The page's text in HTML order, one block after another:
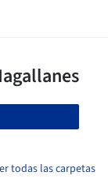
todas las carpetas